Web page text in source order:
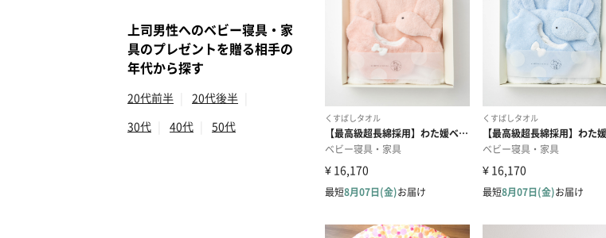
上司男性へのベビー寝具・家
具のプレゼントを贈る相手の
年代から探す
20代前半 20代後半
30代
40代 50代